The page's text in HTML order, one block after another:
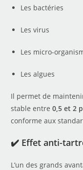
Les bactéries
Les virus
Les micro-
Les algues
Il permet de
stable entre0,5 et 2
conforme aux
✔️ Effet anti-
L’un des grands